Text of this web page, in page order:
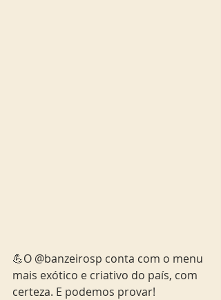
💪O @banzeirosp conta com o menu
mais exótico e criativo do país, com
certeza. E podemos provar!